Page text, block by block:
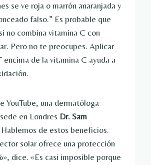
se ve roja o marrón anaranjada y
falso.” Es probable que
no combina vitamina C con
Pero no te preocupes. Aplicar
encima de la vitamina C ayuda a
YouTube, una dermatóloga
en Londres Dr. Sam
de estos beneficios.
solar ofrece una protección
dice. «Es casi imposible porque